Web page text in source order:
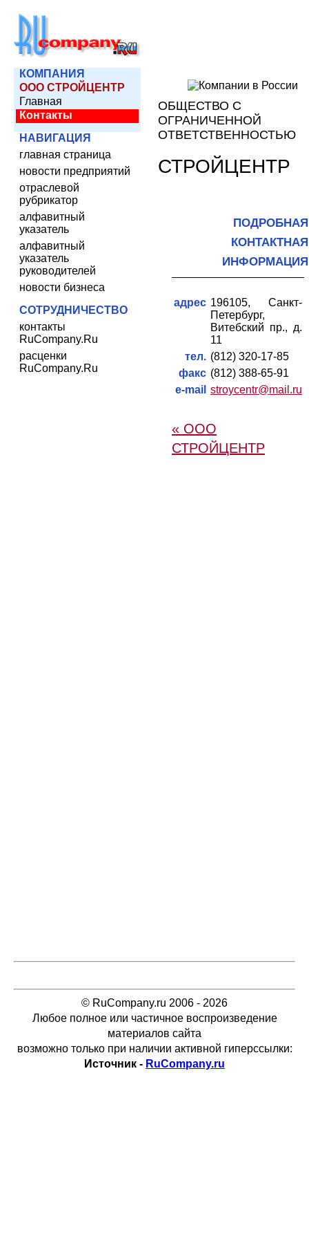
КОМПАНИЯ
ООО СТРОЙЦЕНТР
Главная
Контакты
НАВИГАЦИЯ
главная страница
новости предприятий
отраслевой
рубрикатор
алфавитный
указатель
алфавитный
указатель
руководителей
новости бизнеса
СОТРУДНИЧЕСТВО
контакты
RuCompany.Ru
расценки
RuCompany.Ru
ОБЩЕСТВО С
ОГРАНИЧЕННОЙ
ОТВЕТСТВЕННОСТЬЮ
СТРОЙЦЕНТР
ПОДРОБНАЯ
КОНТАКТНАЯ
ИНФОРМАЦИЯ
адрес 196105, Санкт-
Петербург,
Витебский пр., д.
11
тел. (812) 320-17-85
факс (812) 388-65-91
e-mail stroycentr@mail.ru
« ООО
СТРОЙЦЕНТР
© RuCompany.ru 2006 - 2026
Любое полное или частичное воспроизведение
материалов сайта
возможно только при наличии активной гиперссылки:
Источник - RuCompany.ru